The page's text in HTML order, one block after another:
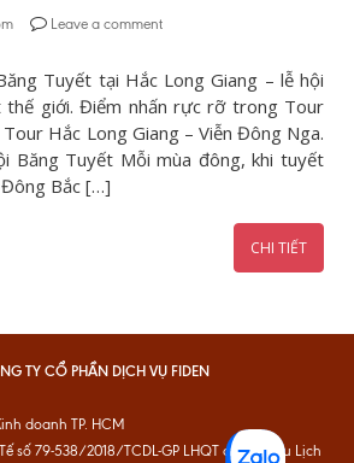
Leave a comment
Tuyết tại Hắc Long Giang – lễ hội
thế giới. Điểm nhấn rực rỡ trong Tour
Hắc Long Giang – Viễn Đông Nga.
Băng Tuyết Mỗi mùa đông, khi tuyết
Bắc […]
CHI TIẾT
TY CỔ PHẦN DỊCH VỤ FIDEN
doanh TP. HCM
số 79-538/2018/TCDL-GP LHQT do Cục Du Lịch